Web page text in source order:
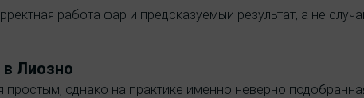
работа фар и предсказуемыи результат, а не
в Лиозно
простым, однако на практике именно неверно